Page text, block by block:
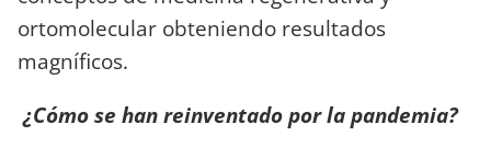
ortomolecular obteniendo resultados
magníficos.
¿Cómo se han reinventado por la pandemia?